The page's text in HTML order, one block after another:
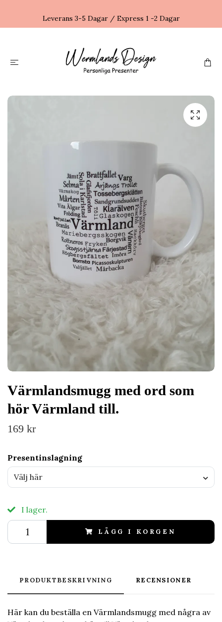
Leverans 3-5 Dagar / Express 1 -2 Dagar
Värmlandsmugg med ord som
hör Värmland till.
169 kr
Presentinslagning
Välj här
I lager.
LÄGG I KORGEN
PRODUKTBESKRIVNING RECENSIONER
Här kan du beställa en Värmlandsmugg med några av